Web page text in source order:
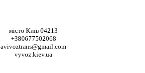
місто Київ 04213
+380677502068
avivoztrans@gmail.com
vyvoz.kiev.ua